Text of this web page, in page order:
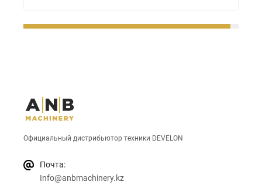
Официальный дистрибьютор техники DEVELON
Почта:
Info@anbmachinery.kz